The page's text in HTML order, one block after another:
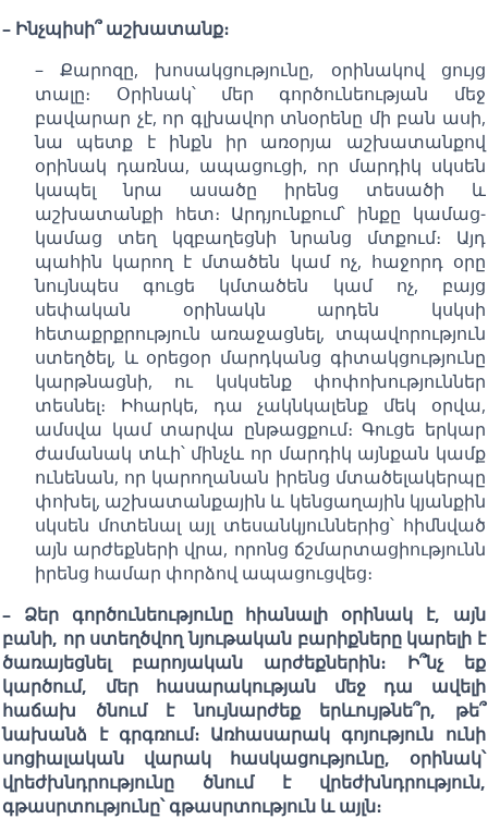
– Ինչպիսի՞ աշխատանք։
– Քարոզը, խոսակցությունը, օրինակով ցույց
տալը։ Օրինակ՝ մեր գործունեության մեջ
բավարար չէ, որ գլխավոր տնօրենը մի բան ասի,
նա պետք է ինքն իր առօրյա աշխատանքով
օրինակ դառնա, ապացուցի, որ մարդիկ սկսեն
կապել նրա ասածը իրենց տեսածի և
աշխատանքի հետ։ Արդյունքում՝ ինքը կամաց-
կամաց տեղ կզբաղեցնի նրանց մտքում։ Այդ
պահին կարող է մտածեն կամ ոչ, հաջորդ օրը
նույնպես գուցե կմտածեն կամ ոչ, բայց
սեփական օրինակն արդեն կսկսի
հետաքրքրություն առաջացնել, տպավորություն
ստեղծել, և օրեցօր մարդկանց գիտակցությունը
կարթնացնի, ու կսկսենք փոփոխություններ
տեսնել։ Իհարկե, դա չակնկալենք մեկ օրվա,
ամսվա կամ տարվա ընթացքում։ Գուցե երկար
ժամանակ տևի՝ մինչև որ մարդիկ այնքան կամք
ունենան, որ կարողանան իրենց մտածելակերպը
փոխել, աշխատանքային և կենցաղային կյանքին
սկսեն մոտենալ այլ տեսանկյուններից՝ հիմնված
այն արժեքների վրա, որոնց ճշմարտացիությունն
իրենց համար փորձով ապացուցվեց։
– Ձեր գործունեությունը հիանալի օրինակ է, այն
բանի, որ ստեղծվող նյութական բարիքները կարելի է
ծառայեցնել բարոյական արժեքներին։ Ի՞նչ եք
կարծում, մեր հասարակության մեջ դա ավելի
հաճախ ծնում է նույնարժեք երևույթնե՞ր, թե՞
նախանձ է գրգռում։ Առհասարակ գոյություն ունի
սոցիալական վարակ հասկացությունը, օրինակ՝
վրեժխնդրությունը ծնում է վրեժխնդրություն,
գթասրտությունը՝ գթասրտություն և այլն։